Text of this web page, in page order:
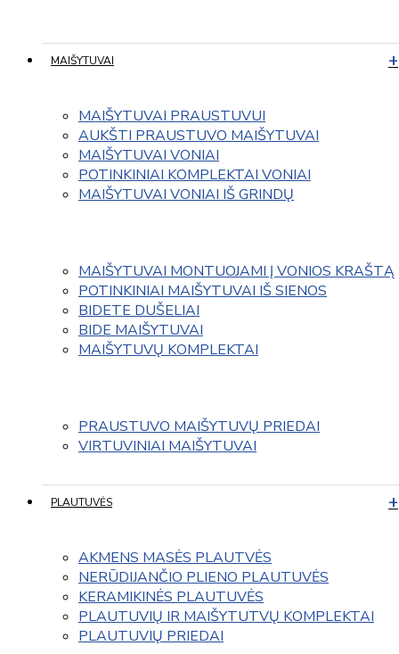
MAIŠYTUVAI
MAIŠYTUVAI PRAUSTUVUI
AUKŠTI PRAUSTUVO MAIŠYTUVAI
MAIŠYTUVAI VONIAI
POTINKINIAI KOMPLEKTAI VONIAI
MAIŠYTUVAI VONIAI IŠ GRINDŲ
MAIŠYTUVAI MONTUOJAMI Į VONIOS KRAŠTĄ
POTINKINIAI MAIŠYTUVAI IŠ SIENOS
BIDETE DUŠELIAI
BIDE MAIŠYTUVAI
MAIŠYTUVŲ KOMPLEKTAI
PRAUSTUVO MAIŠYTUVŲ PRIEDAI
VIRTUVINIAI MAIŠYTUVAI
PLAUTUVĖS
AKMENS MASĖS PLAUTVĖS
NERŪDIJANČIO PLIENO PLAUTUVĖS
KERAMIKINĖS PLAUTUVĖS
PLAUTUVIŲ IR MAIŠYTUTVŲ KOMPLEKTAI
PLAUTUVIŲ PRIEDAI